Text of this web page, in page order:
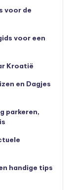
voor de
voor een
Kroatië
en Dagjes
parkeren,
handige tips